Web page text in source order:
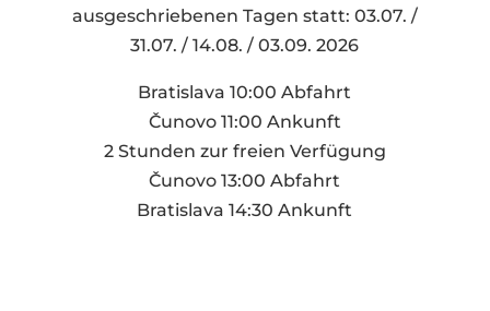
ausgeschriebenen Tagen statt: 03.07. /
31.07. / 14.08. / 03.09. 2026
Bratislava 10:00 Abfahrt
Čunovo 11:00 Ankunft
2 Stunden zur freien Verfügung
Čunovo 13:00 Abfahrt
Bratislava 14:30 Ankunft